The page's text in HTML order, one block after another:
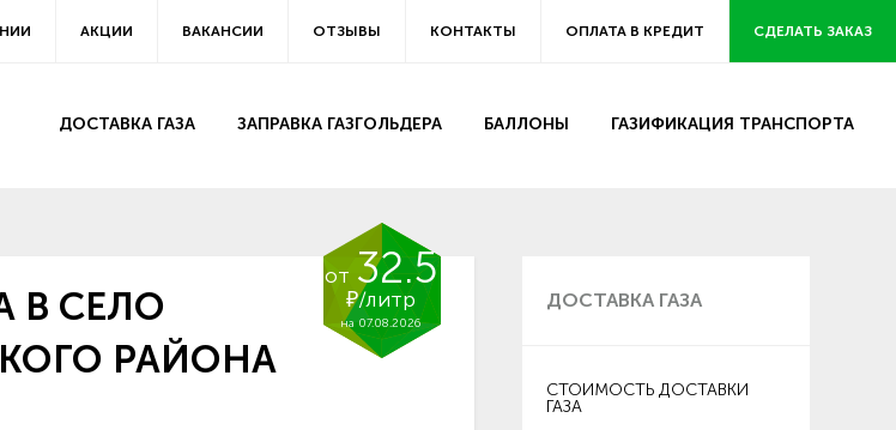
АКЦИИ ВАКАНСИИ ОТЗЫВЫ КОНТАКТЫ ОПЛАТА В КРЕДИТ СДЕЛАТЬ ЗАКАЗ
ДОСТАВКА ГАЗА ЗАПРАВКА ГАЗГОЛЬДЕРА БАЛЛОНЫ ГАЗИФИКАЦИЯ ТРАНСПОРТА
от 32.5
₽/литр
на 07.08.2026
В СЕЛО
РАЙОНА
ДОСТАВКА ГАЗА
СТОИМОСТЬ ДОСТАВКИ
ГАЗА